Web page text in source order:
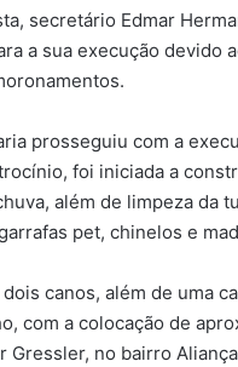
secretário Edmar
a sua execução devido
prosseguiu com a
foi iniciada a
além de limpeza da
pet, chinelos e
canos, além de uma
com a colocação de
Gressler, no bairro